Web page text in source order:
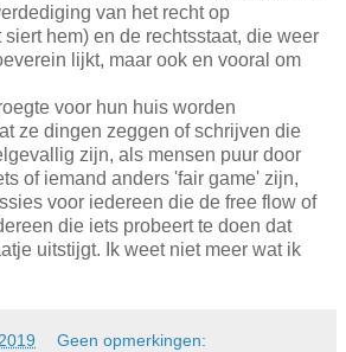
van het recht op
hem) en de rechtsstaat, die weer
lijkt, maar ook en vooral om
voor hun huis worden
ze dingen zeggen of schrijven die
zijn, als mensen puur door
of iemand anders 'fair game' zijn,
voor iedereen die de free flow of
die iets probeert te doen dat
uitstijgt. Ik weet niet meer wat ik
Geen opmerkingen: